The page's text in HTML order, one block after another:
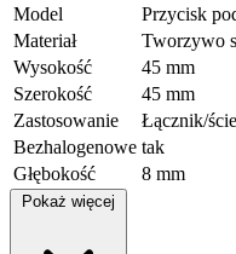
Model
Przycisk
Materiał
Tworzywo
Wysokość
45 mm
Szerokość
45 mm
Zastosowanie
Łącznik/
Bezhalogenowe tak
Głębokość
8 mm
Pokaż więcej